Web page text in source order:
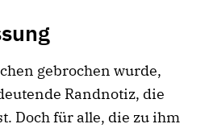
gebrochen wurde,
Randnotiz, die
Doch für alle, die zu ihm